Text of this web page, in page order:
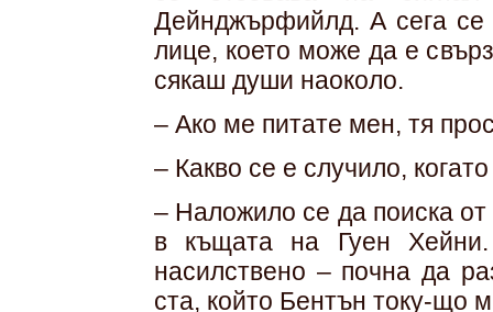
Дейнджърфийлд. А сега се
лице, което може да е
сякаш души наоколо.
– Ако ме питате мен, тя
– Какво се е случило,
– Наложило се да поиска
в къщата на Гуен
насилствено – почна да
ста, който Бентън току-що